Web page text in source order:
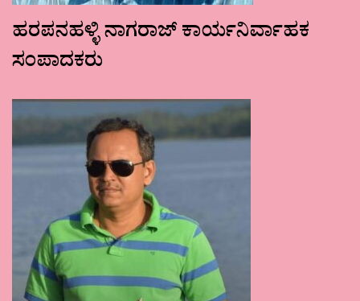
ಹರಪನಹಳ್ಳಿ ನಾಗರಾಜ್ ಕಾರ್ಯನಿರ್ವಾಹಕ
ಸಂಪಾದಕರು